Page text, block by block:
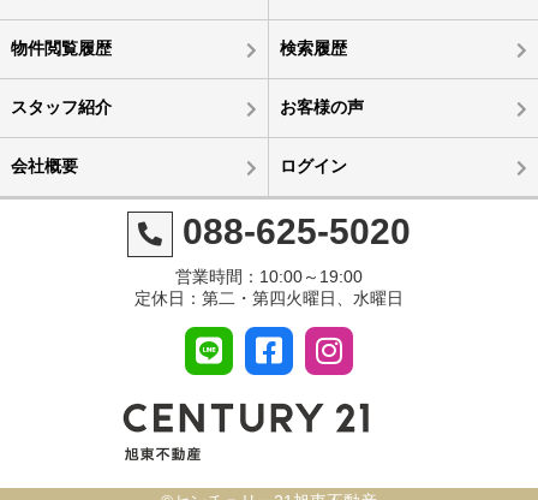
物件閲覧履歴 検索履歴
スタッフ紹介 お客様の声
会社概要 ログイン
088-625-5020
営業時間：10:00～19:00
定休日：第二・第四火曜日、水曜日